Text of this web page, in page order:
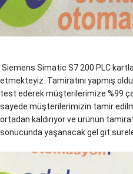
Siemens Simatic S7 200 PLC
etmekteyiz. Tamiratını yapmış
test ederek müşterilerimize %99
sayede müşterilerimizin tamir
ortadan kaldırıyor ve ürünün
sonucunda yaşanacak gel git